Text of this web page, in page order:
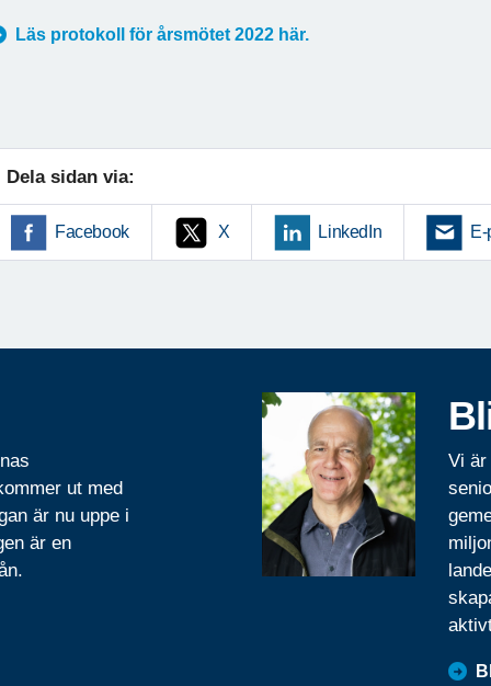
Läs protokoll för årsmötet 2022 här.
Dela sidan via:
Facebook X LinkedIn
ut med
är nu uppe i
är en
Vi är